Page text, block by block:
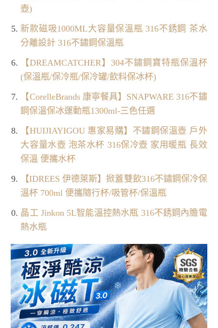
壺)
新款磁吸1000ML大容量保溫瓶 316不銹鋼 茶水
分離設計 316不鏽鋼保溫瓶
【DREAMCATCHER】304不鏽鋼寶特瓶保溫杯
(保溫瓶/保冷瓶/保冷罐/飲料保冰杯)
【CorelleBrands 康寧餐具】SNAPWARE 316不鏽
鋼保溫保冰運動瓶1300ml-三色任選
【HUIJIAYIGOU 惠家易購】不鏽鋼保溫壺 戶外
大容量水壺 泡茶水杯 316保冷壺 家用暖瓶 長效
保溫 便攜水杯
【IDREES 伊德萊斯】掀蓋雙飲316不鏽鋼保冷保
溫杯 700ml 便攜隨行杯/吸管杯/保溫瓶
晶工 Jinkon 5L智能溫控熱水瓶 316不銹鋼內膽電
熱水瓶